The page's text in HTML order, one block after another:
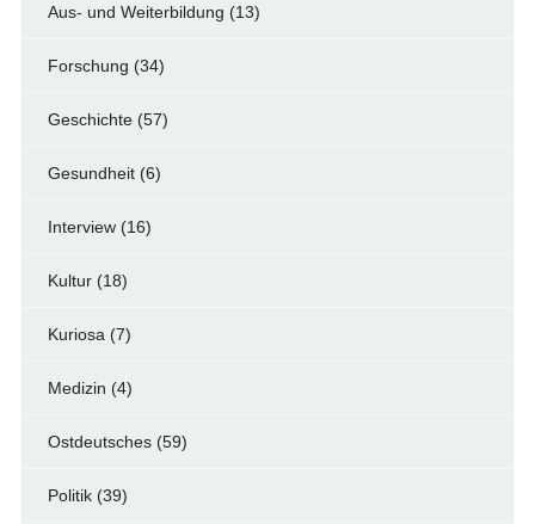
Aus- und Weiterbildung (13)
Forschung (34)
Geschichte(57)
Gesundheit(6)
Interview(16)
Kultur(18)
Kuriosa (7)
Medizin (4)
Ostdeutsches(59)
Politik(39)